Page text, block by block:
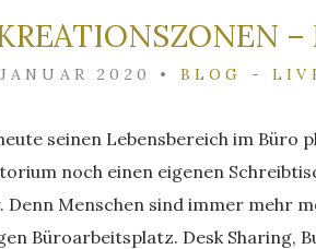
2020 • BLOG -
seinen Lebensbereich im Büro
noch einen eigenen
Denn Menschen sind immer mehr
Büroarbeitsplatz. Desk Sharing,